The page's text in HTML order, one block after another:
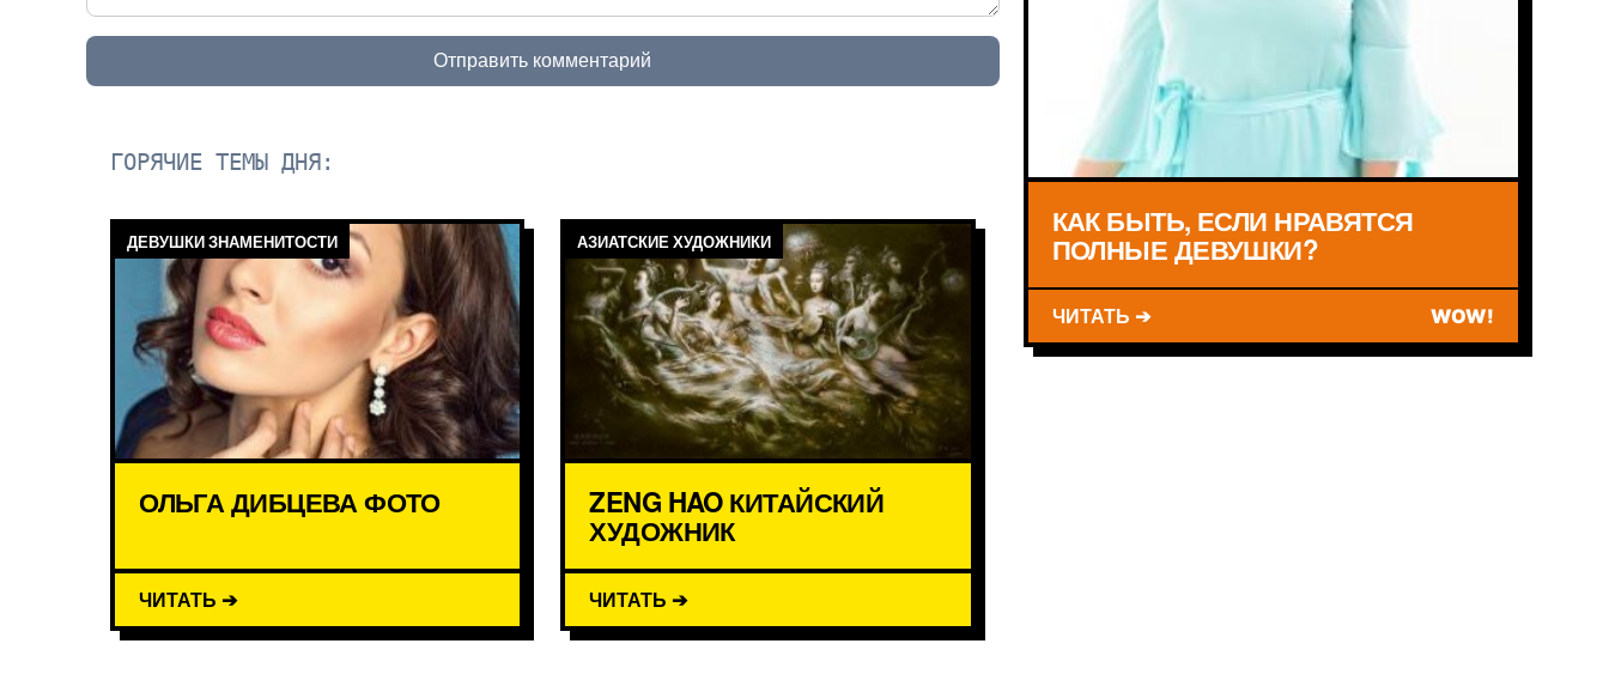
Отправить комментарий
ГОРЯЧИЕ ТЕМЫ ДНЯ:
ДЕВУШКИ ЗНАМЕНИТОСТИ
ОЛЬГА ДИБЦЕВА ФОТО
ЧИТАТЬ ➔
АЗИАТСКИЕ ХУДОЖНИКИ
ZENG HAO КИТАЙСКИЙ
ХУДОЖНИК
ЧИТАТЬ ➔
КАК БЫТЬ, ЕСЛИ НРАВЯТСЯ
ПОЛНЫЕ ДЕВУШКИ?
ЧИТАТЬ ➔ WOW!